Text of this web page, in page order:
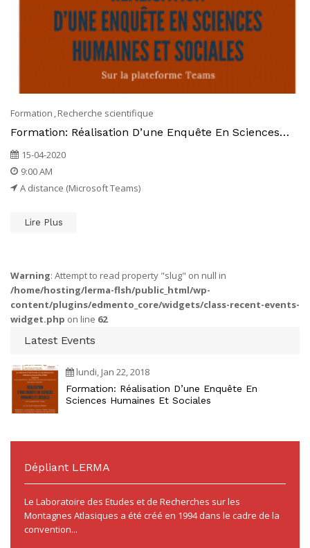
Formation Recherche scientifique
Formation: Réalisation D’une Enquête En Sciences
15-04-2020
9:00 AM
A distance (Microsoft Teams)
Lire Plus
Warning: Attempt to read property "slug" on null in
/home/hosting/lerma-flsh/public_html/wp-
content/plugins/edmento_core/widgets/class-recent-events-
widget.php on line 62
Latest Events
lundi, Jan 22, 2018
Formation: Réalisation D’une Enquête En
Sciences Humaines Et Sociales
Dépliant LERMA
Le Laboratoire des Etudes et de Recherches sur les
Montagnes Atlasiques a été créé en 1994 dans le cadre de la
convention...